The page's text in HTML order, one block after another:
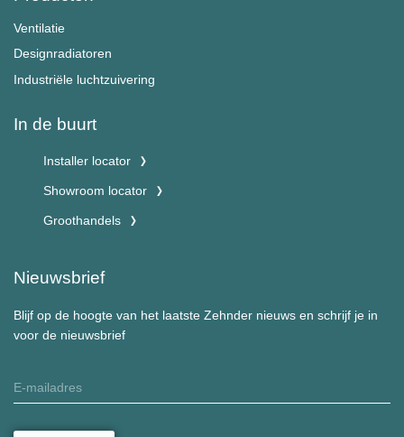
Ventilatie
Designradiatoren
Industriële luchtzuivering
In de buurt
Installer locator
Showroom locator
Groothandels
Nieuwsbrief
Blijf op de hoogte van het laatste Zehnder nieuws en schrijf je in
voor de nieuwsbrief